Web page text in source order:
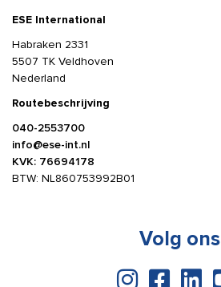
ESE International
Habraken 2331
5507 TK Veldhoven
Nederland
Routebeschrijving
040-2553700
info@ese-int.nl
KVK: 76694178
BTW: NL860753992B01
Volg ons